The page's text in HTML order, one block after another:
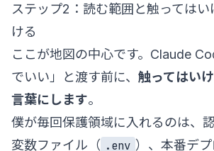
ステップ2：読む範囲と触っては
ける
ここが地図の中心です。Claude
でいい」と渡す前に、 触ってはい
言葉にします。
僕が毎回保護領域に入れるのは、
変数ファイル（ .env ）、本番デ